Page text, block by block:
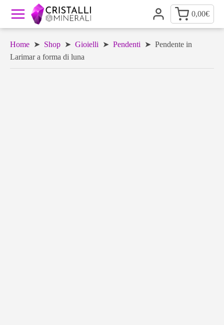
0,00€
Home ➤ Shop ➤ Gioielli ➤ Pendenti ➤ Pendente in
Larimar a forma di luna